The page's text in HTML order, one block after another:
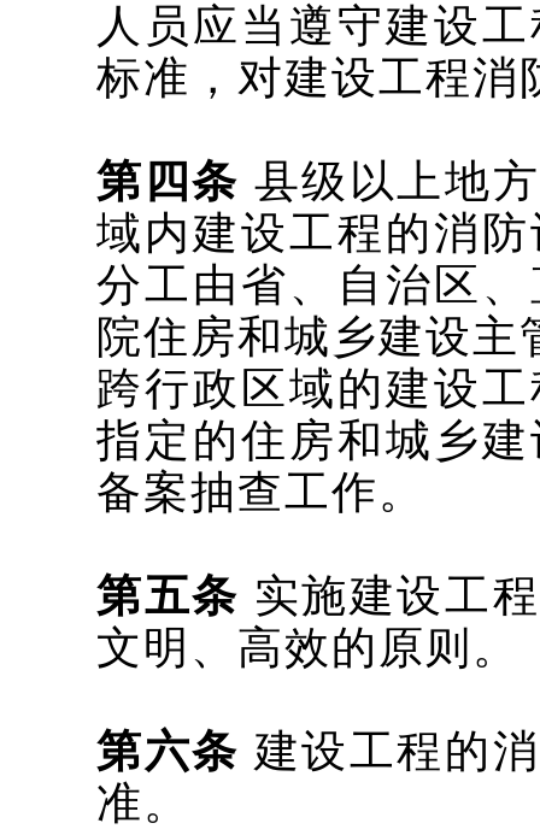
人员应当遵守建设
标准，对建设工程消
第四条 县级以上地
域内建设工程的消
分工由省、自治区
院住房和城乡建设主
跨行政区域的建设
指定的住房和城乡
备案抽查工作。
第五条 实施建设工
文明、高效的原则。
第六条 建设工程的
准。